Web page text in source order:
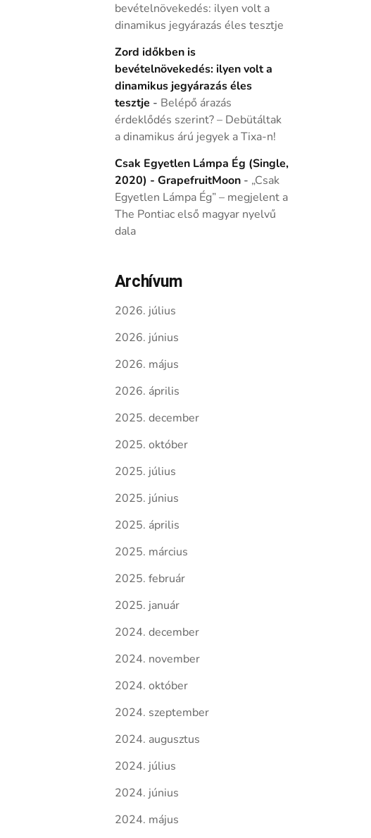
bevételnövekedés: ilyen volt a
dinamikus jegyárazás éles tesztje
Zord időkben is
bevételnövekedés: ilyen volt a
dinamikus jegyárazás éles
tesztje - Belépő árazás
érdeklődés szerint? – Debütáltak
a dinamikus árú jegyek a Tixa-n!
Csak Egyetlen Lámpa Ég (Single,
2020) - GrapefruitMoon- „Csak
Egyetlen Lámpa Ég” – megjelent a
The Pontiac első magyar nyelvű
dala
Archívum
2026. július
2026. június
2026. május
2026. április
2025. december
2025. október
2025. július
2025. június
2025. április
2025. március
2025. február
2025. január
2024. december
2024. november
2024. október
2024. szeptember
2024. augusztus
2024. július
2024. június
2024. május